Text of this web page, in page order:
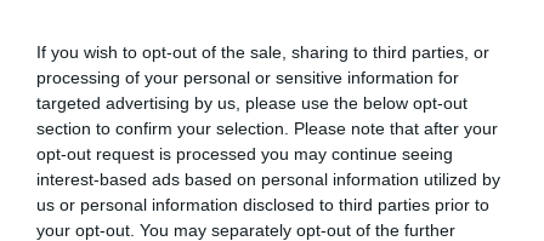
If you wish to opt-out of the sale, sharing to third parties, or
processing of your personal or sensitive information for
targeted advertising by us, please use the below opt-out
section to confirm your selection. Please note that after your
opt-out request is processed you may continue seeing
interest-based ads based on personal information utilized by
us or personal information disclosed to third parties prior to
your opt-out. You may separately opt-out of the further